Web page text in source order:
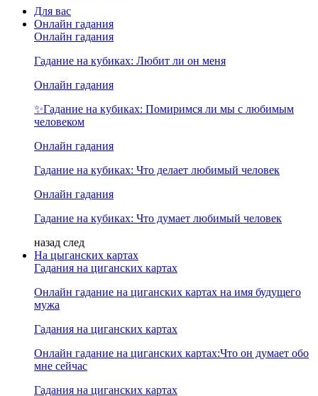
Для вас
Онлайн гадания
Онлайн гадания
Гадание на кубиках: Любит ли он меня
Онлайн гадания
✨Гадание на кубиках: Помиримся ли мы с любимым
человеком
Онлайн гадания
Гадание на кубиках: Что делает любимый человек
Онлайн гадания
Гадание на кубиках: Что думает любимый человек
назад след
На цыганских картах
Гадания на циганских картах
Онлайн гадание на циганских картах на имя будущего
мужа
Гадания на циганских картах
Онлайн гадание на циганских картах:Что он думает обо
мне сейчас
Гадания на циганских картах